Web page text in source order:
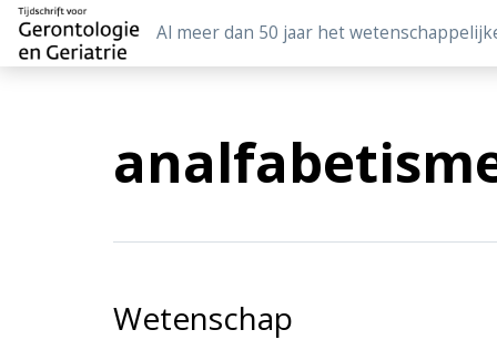
Al meer dan 50 jaar het
Wetenschap